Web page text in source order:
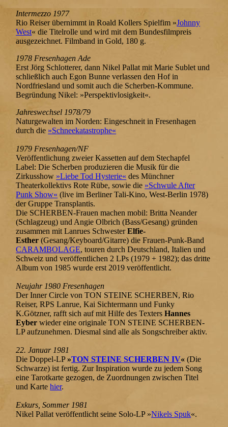
Intermezzo 1977
Rio Reiser übernimmt in Roald Kollers Spielfim »Johnny
West« die Titelrolle und wird mit dem Bundesfilmpreis
ausgezeichnet. Filmband in Gold, 180 g.
1978 Fresenhagen Ade
Erst Jörg Schlotterer, dann Nikel Pallat mit Marie Sublet und
schließlich auch Egon Bunne verlassen den Hof in
Nordfriesland und somit auch die Scherben-Kommune.
Begründung Nikel: »Perspektivlosigkeit«.
Jahreswechsel 1978/79
Naturgewalten im Norden: Eingeschneit in Fresenhagen
durch die »Schneekatastrophe«
1979 Fresenhagen/NF
Veröffentlichung zweier Kassetten auf dem Stechapfel
Label: Die Scherben produzieren die Musik für die
Zirkusshow »Liebe Tod Hysterie« des Münchner
Theaterkollektivs Rote Rübe, sowie die »Schwule After
Punk Show« (live im Berliner Tali-Kino, West-Berlin 1978)
der Gruppe Transplantis.
Die SCHERBEN-Frauen machen mobil: Britta Neander
(Schlagzeug) und Angie Olbrich (Bass/Gesang) gründen
zusammen mit Lanrues SchwesterElfie-
Esther (Gesang/Keyboard/Gitarre) die Frauen-Punk-Band
CARAMBOLAGE, touren durch Deutschland, Italien und
Schweiz und veröffentlichen 2 LPs (1979 + 1982); das dritte
Album von 1985 wurde erst 2019 veröffentlicht.
Neujahr 1980 Fresenhagen
Der Inner Circle von TON STEINE SCHERBEN, Rio
Reiser, RPS Lanrue, Kai Sichtermann und Funky
K.Götzner, rafft sich auf mit Hilfe des TextersHannes
Eyber wieder eine originale TON STEINE SCHERBEN-
LP aufzunehmen. Diesmal sind alle als Songschreiber aktiv.
22. Januar 1981
Die Doppel-LP»TON STEINE SCHERBEN IV« (Die
Schwarze) ist fertig. Zur Inspiration wurde zu jedem Song
eine Tarotkarte gezogen, de Zuordnungen zwischen Titel
und Kartehier.
Exkurs, Sommer 1981
Nikel Pallat veröffentlicht seine Solo-LP »Nikels Spuk«.